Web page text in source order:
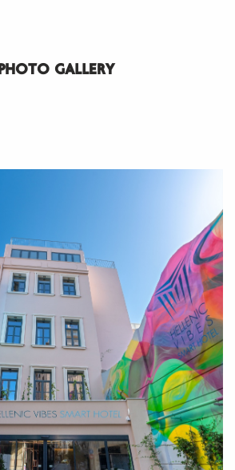
PHOTO GALLERY